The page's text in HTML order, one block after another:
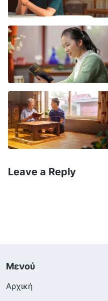
αισθανόμουν
ανήσυχη. Άρχισα να
μου για να περάσει η
προσεύχομαι ή να
Η κόρη μου είδε την
μου φώναζε συχνά στο
ακόμα στον Θεό; Δεν
καταστάσεις που μας
αν θα κερδίσουμε τη
εξαρτάται από το αν
εκφράσει πολλές
ασθένεια. Μόνο αν
Leave a Reply
Μενού
Αρχική